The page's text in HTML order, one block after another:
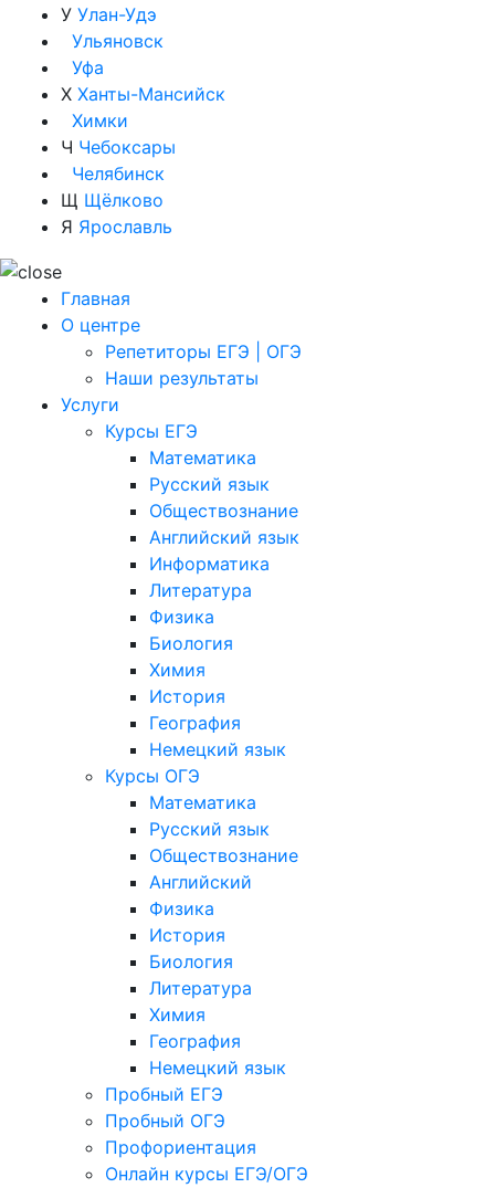
У Улан-Удэ
Ульяновск
Уфа
Х Ханты-Мансийск
Химки
Ч Чебоксары
Челябинск
Щ Щёлково
Я Ярославль
Главная
О центре
Репетиторы ЕГЭ | ОГЭ
Наши результаты
Услуги
Курсы ЕГЭ
Математика
Русский язык
Обществознание
Английский язык
Информатика
Литература
Физика
Биология
Химия
История
География
Немецкий язык
Курсы ОГЭ
Математика
Русский язык
Обществознание
Английский
Физика
История
Биология
Литература
Химия
География
Немецкий язык
Пробный ЕГЭ
Пробный ОГЭ
Профориентация
Онлайн курсы ЕГЭ/ОГЭ